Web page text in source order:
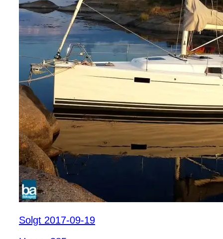
Solgt 2017-09-19